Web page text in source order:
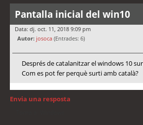
Pantalla inicial del win10
Data: dj. oct. 11, 2018 9:09 pm
Autor: josoca (Entrades: 6)
Després de catalanitzar el windows 10
Com es pot fer perquè surti amb català?
Envia una resposta